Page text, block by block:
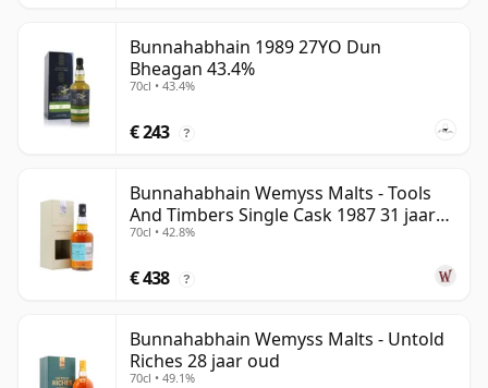
Bunnahabhain 1989 27YO Dun
Bheagan 43.4%
70cl • 43.4%
€ 243 ?
Bunnahabhain Wemyss Malts - Tools
And Timbers Single Cask 1987 31 jaar
oud
70cl • 42.8%
€ 438 ?
Bunnahabhain Wemyss Malts - Untold
Riches 28 jaar oud
70cl • 49.1%